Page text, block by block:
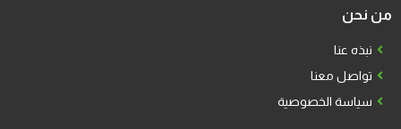
من نحن
نبذه عنا
تواصل معنا
سياسة الخصوصية